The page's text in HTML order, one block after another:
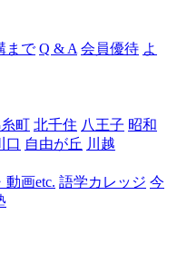
まで Q & A 会員優待 よ
町 北千住 八王子 昭和
口 自由が丘 川越
動画etc. 語学カレッジ 今